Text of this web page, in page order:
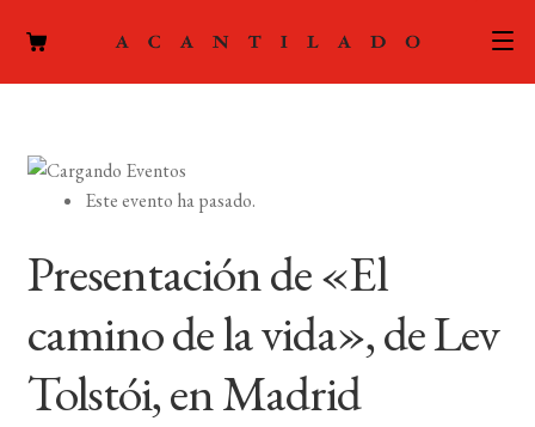
hijo
PODCAST
LA EDITORIAL
FOREIGN RIGHTS
Este evento ha pasado.
Presentación de «El
camino de la vida», de Lev
Tolstói, en Madrid